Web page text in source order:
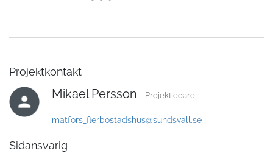
Projektkontakt
Mikael Persson Projektledare
matfors_flerbostadshus@sundsvall.se
Sidansvarig